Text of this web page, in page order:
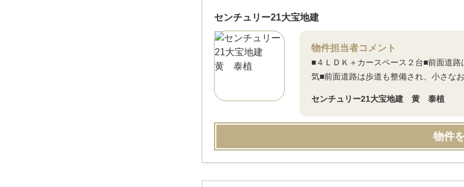
センチュリー21大宝地建
物件担当者コメント
■４ＬＤＫ＋カースペース２台■前面道
気■前面道路は歩道も整備され、小さな
センチュリー21大宝地建 黄 泰植
物件